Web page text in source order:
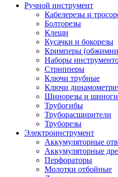
Ручной инструмент
Кабелерезы и
Болторезы
Клещи
Кусачки и бокорезы
Кримперы
Наборы
Стрипперы
Ключи трубные
Ключи
Шинорезы и
Трубогибы
Труборасширители
Труборезы
Электроинструмент
Аккумуляторные
Аккумуляторные
Перфораторы
Молотки отбойные